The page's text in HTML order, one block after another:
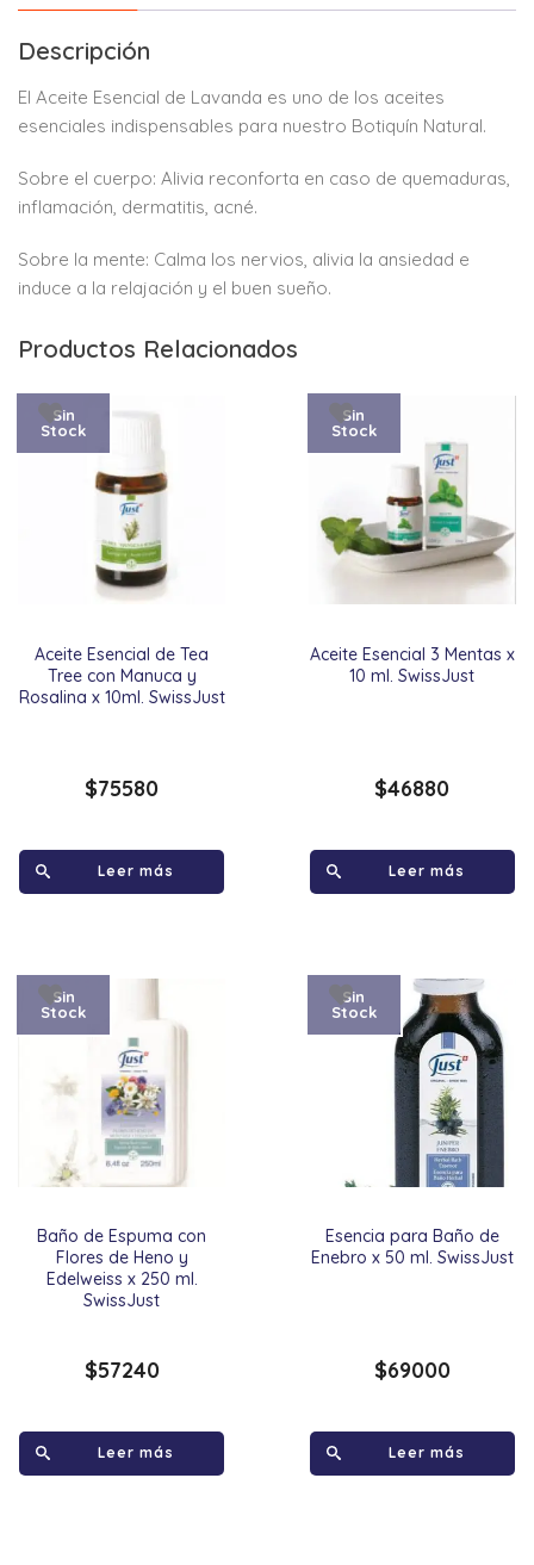
Descripción
El Aceite Esencial de Lavanda es uno de los aceites
esenciales indispensables para nuestro Botiquín Natural.
Sobre el cuerpo: Alivia reconforta en caso de quemaduras,
inflamación, dermatitis, acné.
Sobre la mente: Calma los nervios, alivia la ansiedad e
induce a la relajación y el buen sueño.
Productos Relacionados
Aceite Esencial de Tea
Tree con Manuca y
Rosalina x 10ml. SwissJust
Sin
Stock
$75580
Leer más
Aceite Esencial 3 Mentas x
10 ml. SwissJust
Sin
Stock
$46880
Leer más
Baño de Espuma con
Flores de Heno y
Edelweiss x 250 ml.
SwissJust
Sin
Stock
$57240
Leer más
Esencia para Baño de
Enebro x 50 ml. SwissJust
Sin
Stock
$69000
Leer más